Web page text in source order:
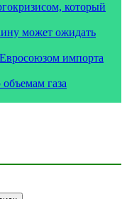
который
может ожидать
импорта
газа